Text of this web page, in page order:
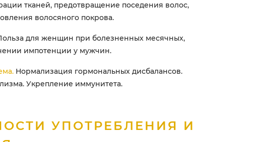
тканей, предотвращение поседения волос,
волосяного покрова.
для женщин при болезненных месячных,
импотенции у мужчин.
Нормализация гормональных дисбалансов.
Укрепление иммунитета.
УПОТРЕБЛЕНИЯ И